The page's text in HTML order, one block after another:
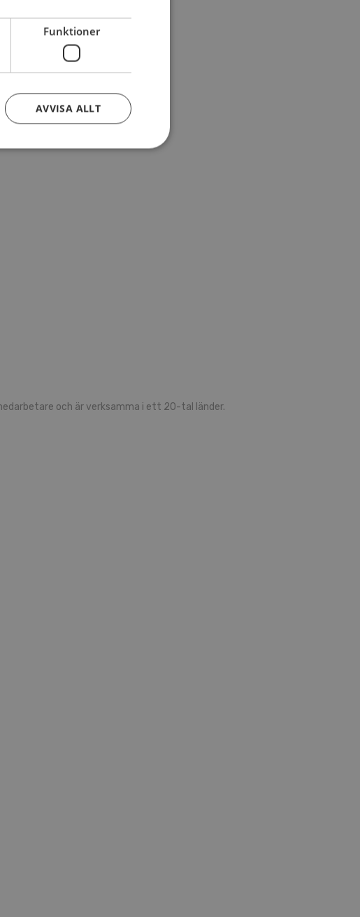
och är verksamma i ett 20-tal länder.
Funktioner
AVVISA ALLT